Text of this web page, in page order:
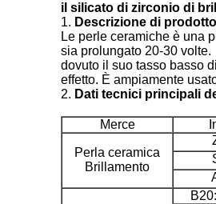
il silicato di zirconio di
1. Descrizione di
Le perle ceramiche è una
sia prolungato 20-30 volte.
dovuto il suo tasso basso
effetto. È ampiamente
2. Dati tecnici principali
Merce
Perla ceramica
Brillamento